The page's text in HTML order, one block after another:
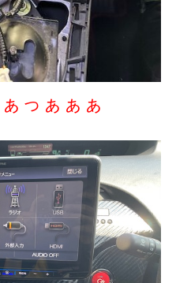
っぁぁぁ